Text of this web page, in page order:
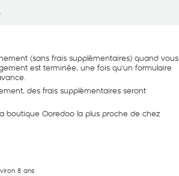
(sans frais supplémentaires) quand vous
est terminée, une fois qu'un formulaire
des frais supplémentaires seront
boutique Ooredoo la plus proche de chez
8 ans